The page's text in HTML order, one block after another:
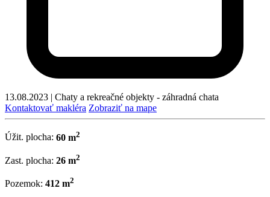
13.08.2023 | Chaty a rekreačné objekty - záhradná chata
Kontaktovať makléra Zobraziť na mape
Úžit. plocha: 60 m2
Zast. plocha: 26 m2
Pozemok: 412 m2